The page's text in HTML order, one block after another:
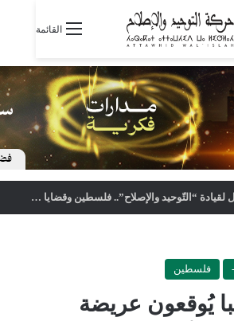
القائمة
بلاغ الملتقى المطول لقيادة “التّوحيد والإصلاح”.. فلسطين وقضايا وطنية ومجتمعية وتنظيمية
فلسطين
يُوقعون عريضة